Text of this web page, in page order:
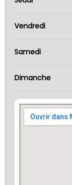
Vendredi
Samedi
Dimanche